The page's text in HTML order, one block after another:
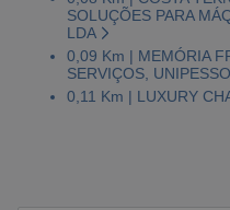
SOLUÇÕES PARA
LDA
0,09 Km | MEMÓRIA
SERVIÇOS,
0,11 Km | LUXURY